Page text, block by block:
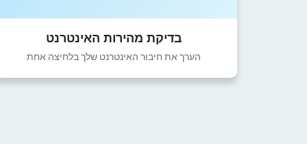
בדיקת מהירות האינטרנט
הערך את חיבור האינטרנט שלך בלחיצה אחת